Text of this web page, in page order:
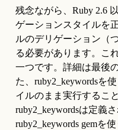
残念ながら、Ruby 2.6
ゲーションスタイルを
ルのデリゲーション（
る必要があります。こ
一つです。詳細は最後
た、ruby2_keywordsを
イルのまま実行するこ
ruby2_keywordsは定義
ruby2_keywords gemを